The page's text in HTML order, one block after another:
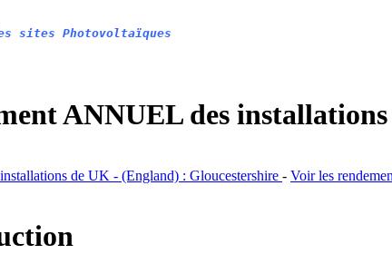
sites Photovoltaïques
ANNUEL des
de UK - (England) : Gloucestershire - Voir les